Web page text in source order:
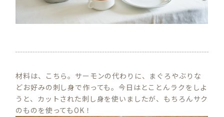
材料は、こちら。サーモンの代わりに、まぐろやぶりな
どお好みの刺し身で作っても。今日はとことんラクをしよ
うと、カットされた刺し身を使いましたが、もちろんサク
のものを使ってもOK！